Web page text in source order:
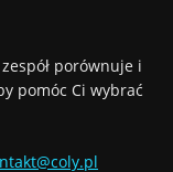
porównuje i
pomóc Ci wybrać